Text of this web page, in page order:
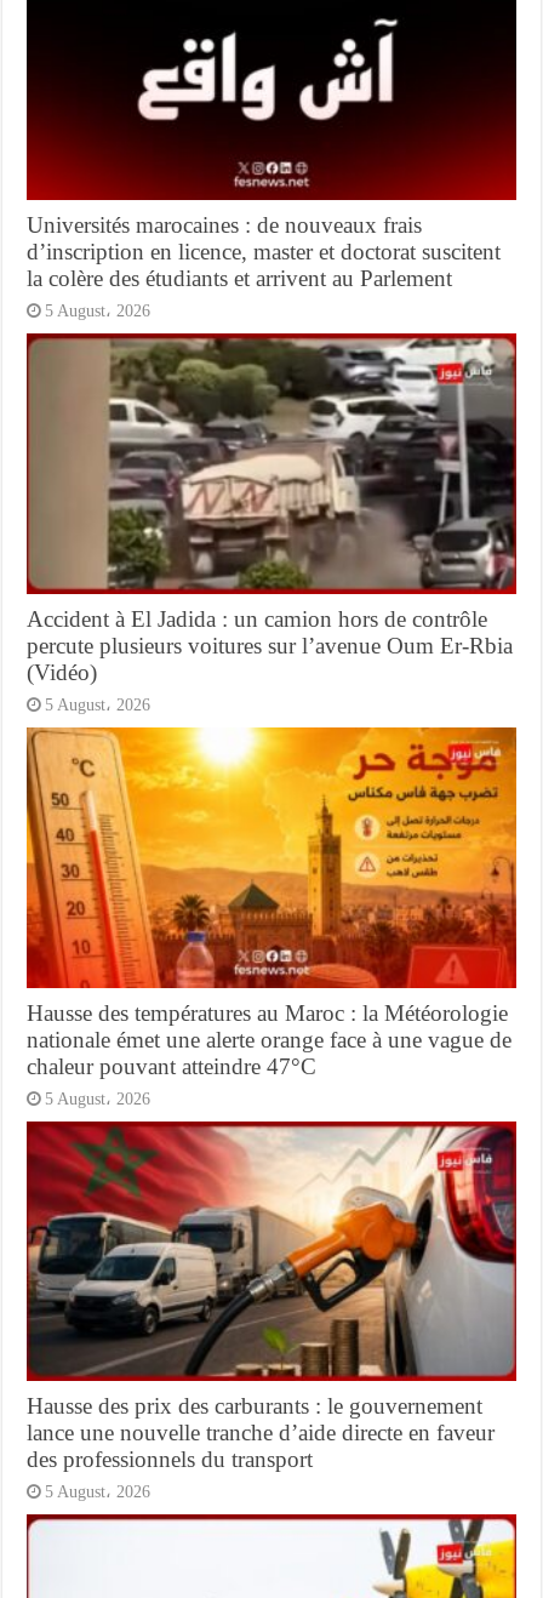
Universités marocaines : de nouveaux frais
d’inscription en licence, master et doctorat suscitent
la colère des étudiants et arrivent au Parlement
5 August، 2026
Accident à El Jadida : un camion hors de contrôle
percute plusieurs voitures sur l’avenue Oum Er-Rbia
(Vidéo)
5 August، 2026
Hausse des températures au Maroc : la Météorologie
nationale émet une alerte orange face à une vague de
chaleur pouvant atteindre 47°C
5 August، 2026
Hausse des prix des carburants : le gouvernement
lance une nouvelle tranche d’aide directe en faveur
des professionnels du transport
5 August، 2026